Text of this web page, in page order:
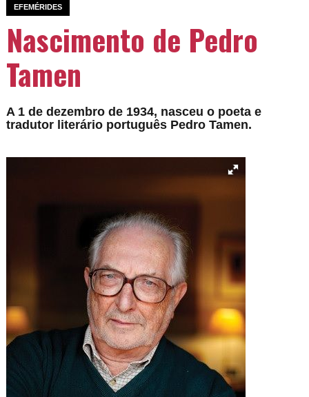
EFEMÉRIDES
Nascimento de Pedro
Tamen
A 1 de dezembro de 1934, nasceu o poeta e
tradutor literário português Pedro Tamen.